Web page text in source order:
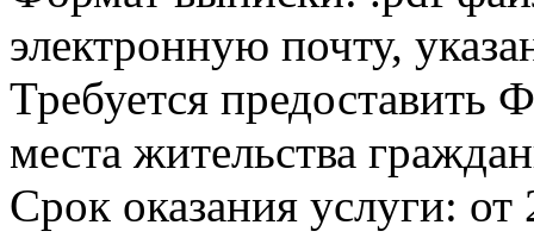
электронную почту,
Требуется
места жительства
Срок оказания услуги: от